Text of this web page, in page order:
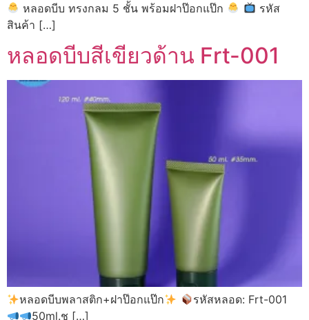
หลอดบีบ ทรงกลม 5 ชั้น พร้อมฝาป๊อกแป๊ก
รหัส
สินค้า […]
หลอดบีบสีเขียวด้าน Frt-001
หลอดบีบพลาสติก+ฝาป๊อกแป๊ก
รหัสหลอด: Frt-001
50ml.ช […]